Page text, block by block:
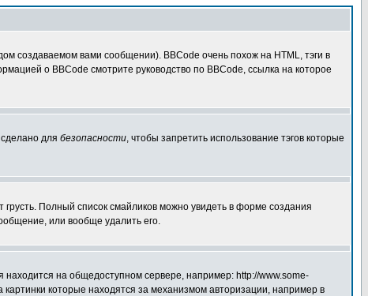
создаваемом вами сообщении). BBCode очень похож на HTML, тэги в
о BBCode смотрите руководство по BBCode, ссылка на которое
для безопасности, чтобы запретить использование тэгов которые
Полный список смайликов можно увидеть в форме создания
или вообще удалить его.
находится на общедоступном сервере, например: http://www.some-
которые находятся за механизмом авторизации, например в